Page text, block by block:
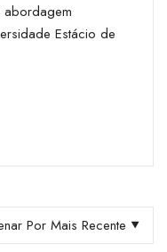
abordagem
Estácio de
Por Mais Recente